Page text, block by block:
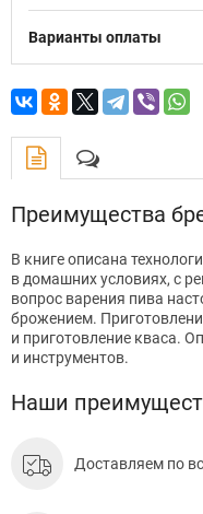
Варианты оплаты
Преимущества
В книге описана
в домашних условиях, с
вопрос варения пива
брожением.
и приготовление кваса.
и инструментов.
Наши
Доставляем по